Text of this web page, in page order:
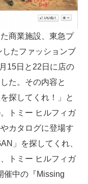
商業施設、東急プ
たファッションブ
15日と22日に店の
た。その内容と
探してくれ！」と
トミー ヒルフィガ
カタログに登場す
」を探してくれ、
トミー ヒルフィガ
催中の『Missing